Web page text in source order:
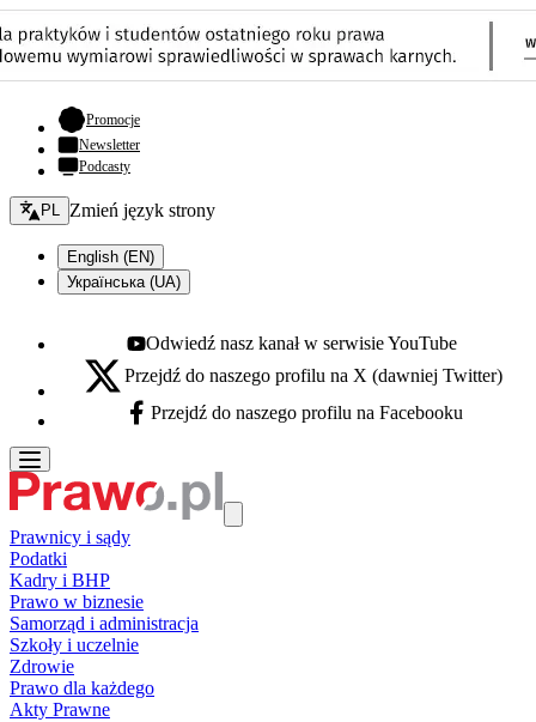
Promocje- otwiera się w nowej karcie
Newsletter
Podcasty
Zmień język - bieżący:
PL Zmień język strony
English (EN)
Українська (UA)
Youtube - otwiera się w nowej karcie
Odwiedź nasz kanał w serwisie YouTube
X - otwiera się w nowej karcie
Przejdź do naszego profilu na X (dawniej Twitter)
Facebook - otwiera się w nowej karcie
Przejdź do naszego profilu na Facebooku
Prawnicy i sądy
Podatki
Kadry i BHP
Prawo w biznesie
Samorząd i administracja
Szkoły i uczelnie
Zdrowie
Prawo dla każdego
Akty Prawne